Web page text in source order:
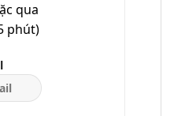
qua
phút)